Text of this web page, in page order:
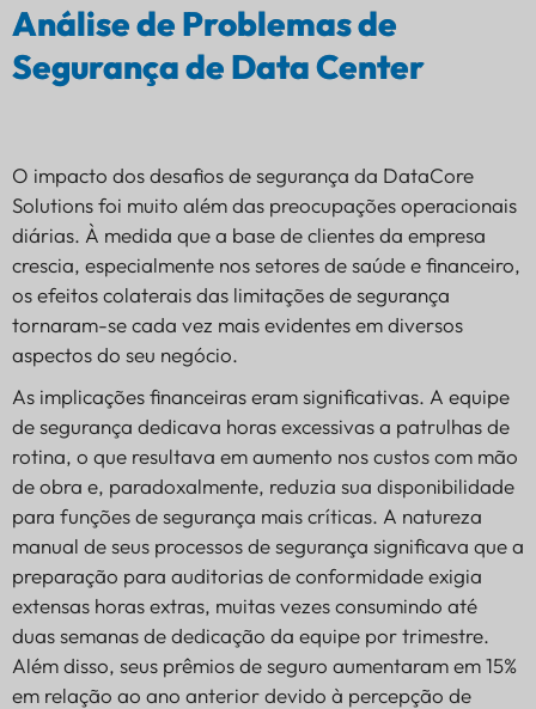
Análise de Problemas de
Segurança de Data Center
O impacto dos desafios de segurança da DataCore
Solutions foi muito além das preocupações operacionais
diárias. À medida que a base de clientes da empresa
crescia, especialmente nos setores de saúde e financeiro,
os efeitos colaterais das limitações de segurança
tornaram-se cada vez mais evidentes em diversos
aspectos do seu negócio.
As implicações financeiras eram significativas. A equipe
de segurança dedicava horas excessivas a patrulhas de
rotina, o que resultava em aumento nos custos com mão
de obra e, paradoxalmente, reduzia sua disponibilidade
para funções de segurança mais críticas. A natureza
manual de seus processos de segurança significava que a
preparação para auditorias de conformidade exigia
extensas horas extras, muitas vezes consumindo até
duas semanas de dedicação da equipe por trimestre.
Além disso, seus prêmios de seguro aumentaram em 15%
em relação ao ano anterior devido à percepção de